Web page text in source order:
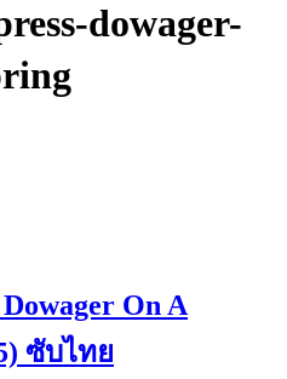
dowager-
On A
ซับไทย